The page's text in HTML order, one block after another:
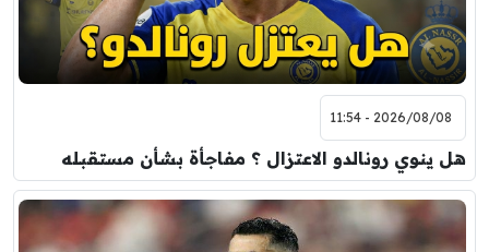
اودينيزي
0 8:00 م 0
مباراة ودية برشلونة
2026/08/08 - 11:54
هل ينوي رونالدو الاعتزال ؟ مفاجأة بشأن مستقبله